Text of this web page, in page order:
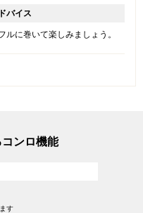
バイス
に巻いて楽しみましょう。
ンロ機能
す